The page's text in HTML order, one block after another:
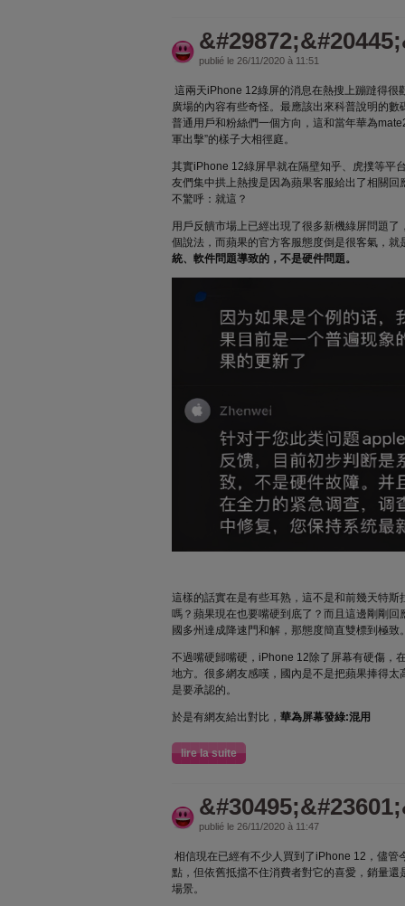
publié le 26/11/2020 à 11:51
這兩天iPhone 12綠屏的消息在熱搜上蹦躂得很
廣場的內容有些奇怪。最應該出來科普說明的
普通用戶和粉絲們一個方向，這和當年華為
軍出擊”的樣子大相徑庭。
其實iPhone 12綠屏早就在隔壁知乎、虎撲等平
友們集中拱上熱搜是因為蘋果客服給出了相關
不驚呼：就這？
用戶反饋市場上已經出現了很多新機綠屏問題
個說法，而蘋果的官方客服態度倒是很客氣，就
統、軟件問題導致的，不是硬件問題。
這樣的話實在是有些耳熟，這不是和前幾天特
嗎？蘋果現在也要嘴硬到底了？而且這邊剛剛
國多州達成降速門和解，那態度簡直雙標到極致
不過嘴硬歸嘴硬，iPhone 12除了屏幕有硬傷，
地方。很多網友感嘆，國內是不是把蘋果捧得
是要承認的。
於是有網友給出對比， 華為屏幕發綠:混用
lire la suite
publié le 26/11/2020 à 11:47
相信現在已經有不少人買到了iPhone 12，儘管
點，但依舊抵擋不住消費者對它的喜愛，銷量
場景。